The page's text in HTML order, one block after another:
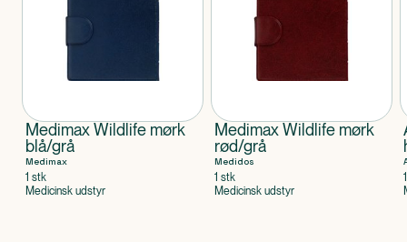
Medimax Wildlife mørk
blå/grå
Medimax
1 stk
Medicinsk udstyr
Medimax Wildlife mørk
rød/grå
Medidos
1 stk
Medicinsk udstyr